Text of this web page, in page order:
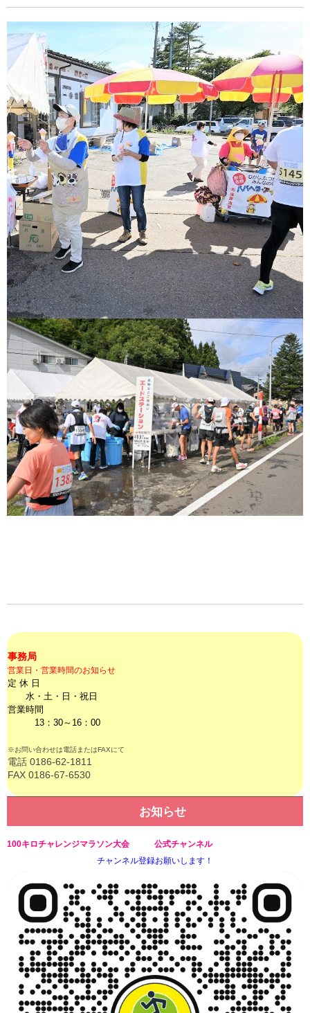
事務局
営業日・営業時間のお知らせ
定 休 日
水・土・日・祝日
営業時間
13：30～16：00
※お問い合わせは電話またはFAXにて
電話 0186-62-1811
FAX 0186-67-6530
お知らせ
100キロチャレンジマラソン大会 公式チャンネル
チャンネル登録お願いします！